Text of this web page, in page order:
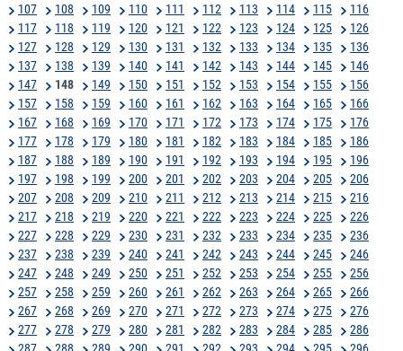
107
108 109 110 111 112 113 114 115
116
117
118 119 120 121 122 123 124 125
126
127
128 129 130 131 132 133 134 135
136
137
138 139 140 141 142 143 144 145
146
147
148 149 150 151 152 153 154 155
156
157
158 159 160 161 162 163 164 165
166
167
168 169 170 171 172 173 174 175
176
177
178 179 180 181 182 183 184 185
186
187
188 189 190 191 192 193 194 195
196
197
198 199 200 201 202 203 204 205
206
207
208 209 210 211 212 213 214 215
216
217
218 219 220 221 222 223 224 225
226
227
228 229 230 231 232 233 234 235
236
237
238 239 240 241 242 243 244 245
246
247
248 249 250 251 252 253 254 255
256
257
258 259 260 261 262 263 264 265
266
267
268 269 270 271 272 273 274 275
276
277
278 279 280 281 282 283 284 285
286
287
288 289 290 291 292 293 294 295
296